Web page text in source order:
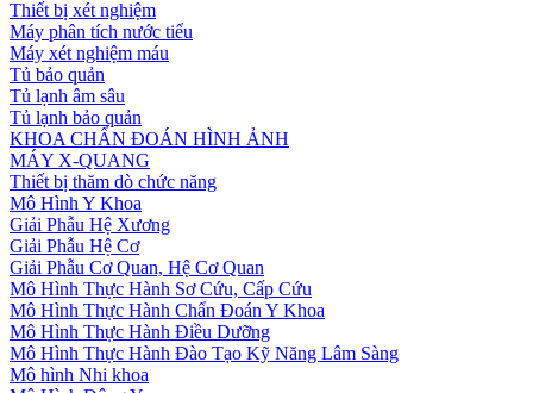
Thiết bị xét nghiệm
Máy phân tích nước tiểu
Máy xét nghiệm máu
Tủ bảo quản
Tủ lạnh âm sâu
Tủ lạnh bảo quản
KHOA CHẨN ĐOÁN HÌNH ẢNH
MÁY X-QUANG
Thiết bị thăm dò chức năng
Mô Hình Y Khoa
Giải Phẫu Hệ Xương
Giải Phẫu Hệ Cơ
Giải Phẫu Cơ Quan, Hệ Cơ Quan
Mô Hình Thực Hành Sơ Cứu, Cấp Cứu
Mô Hình Thực Hành Chẩn Đoán Y Khoa
Mô Hình Thực Hành Điều Dưỡng
Mô Hình Thực Hành Đào Tạo Kỹ Năng Lâm Sàng
Mô hình Nhi khoa